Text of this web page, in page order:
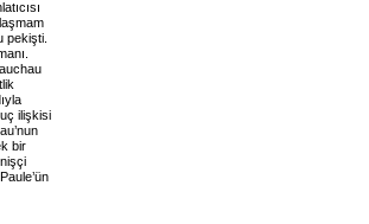
pekişti.
ilişkisi
bir